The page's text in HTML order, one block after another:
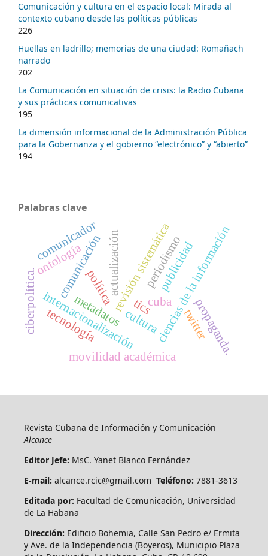
Comunicación y cultura en el espacio local: Mirada al
contexto cubano desde las políticas públicas
226
Huellas en ladrillo; memorias de una ciudad: Romañach
narrado
202
La Comunicación en situación de crisis: la Radio Cubana
y sus prácticas comunicativas
195
La dimensión informacional de la Administración Pública
para la Gobernanza y el gobierno “electrónico” y “abierto”
194
Palabras clave
cuba
periodismo
actualización
política
comunicación
internacionalización ciencias de la información
movilidad académica
comunicador publicidad
propaganda.
ontología
metadatosrevisión sistemática
cultura twitter
ciberpolítica. tecnología tics
Revista Cubana de Información y Comunicación
Alcance
Editor Jefe: MsC. Yanet Blanco Fernández
E-mail: alcance.rcic@gmail.com Teléfono: 7881-3613
Editada por: Facultad de Comunicación, Universidad
de La Habana
Dirección: Edificio Bohemia, Calle San Pedro e/ Ermita
y Ave. de la Independencia (Boyeros), Municipio Plaza